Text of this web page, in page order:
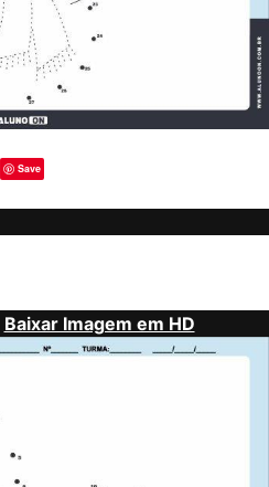
Save
Baixar Imagem em HD